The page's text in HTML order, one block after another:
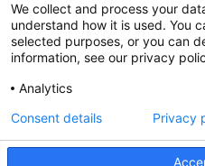
@CGTCatalunya
cgtcatalunya
CGTCatalunya
cgtcatalunya
We collect and process your
understand how it is used. You
selected purposes, or you can
information, see our privacy
Analytics
Consent details Privacy